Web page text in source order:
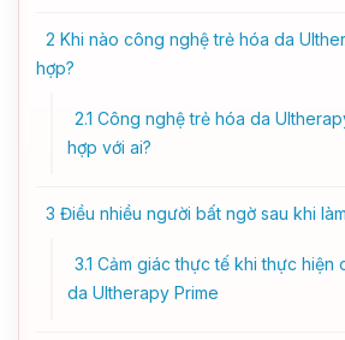
2 Khi nào công nghệ trẻ hóa da
hợp?
2.1 Công nghệ trẻ hóa da
hợp với ai?
3 Điều nhiều người bất ngờ sau khi
3.1 Cảm giác thực tế khi thực hiện
da Ultherapy Prime